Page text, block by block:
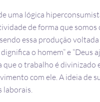
uma lógica
de forma que somos
essa produção
o homem” e “Deus
que o trabalho é divinizado
com ele. A ideia de
laborais.